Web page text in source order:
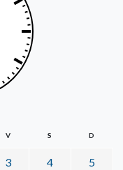
V S D
3 4 5